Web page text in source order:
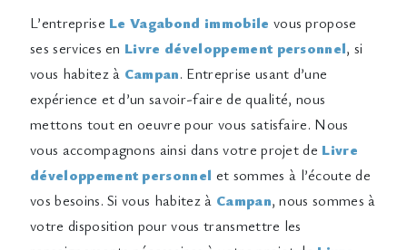
L’entreprise Le Vagabond immobile vous propose
ses services en Livre développement personnel, si
vous habitez à Campan. Entreprise usant d’une
expérience et d’un savoir-faire de qualité, nous
mettons tout en oeuvre pour vous satisfaire. Nous
vous accompagnons ainsi dans votre projet de Livre
développement personnel et sommes à l’écoute de
vos besoins. Si vous habitez à Campan, nous sommes à
votre disposition pour vous transmettre les